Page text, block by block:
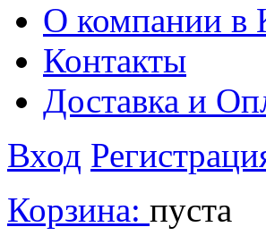
О компании в
Контакты
Доставка и
Вход
Корзина: пуста